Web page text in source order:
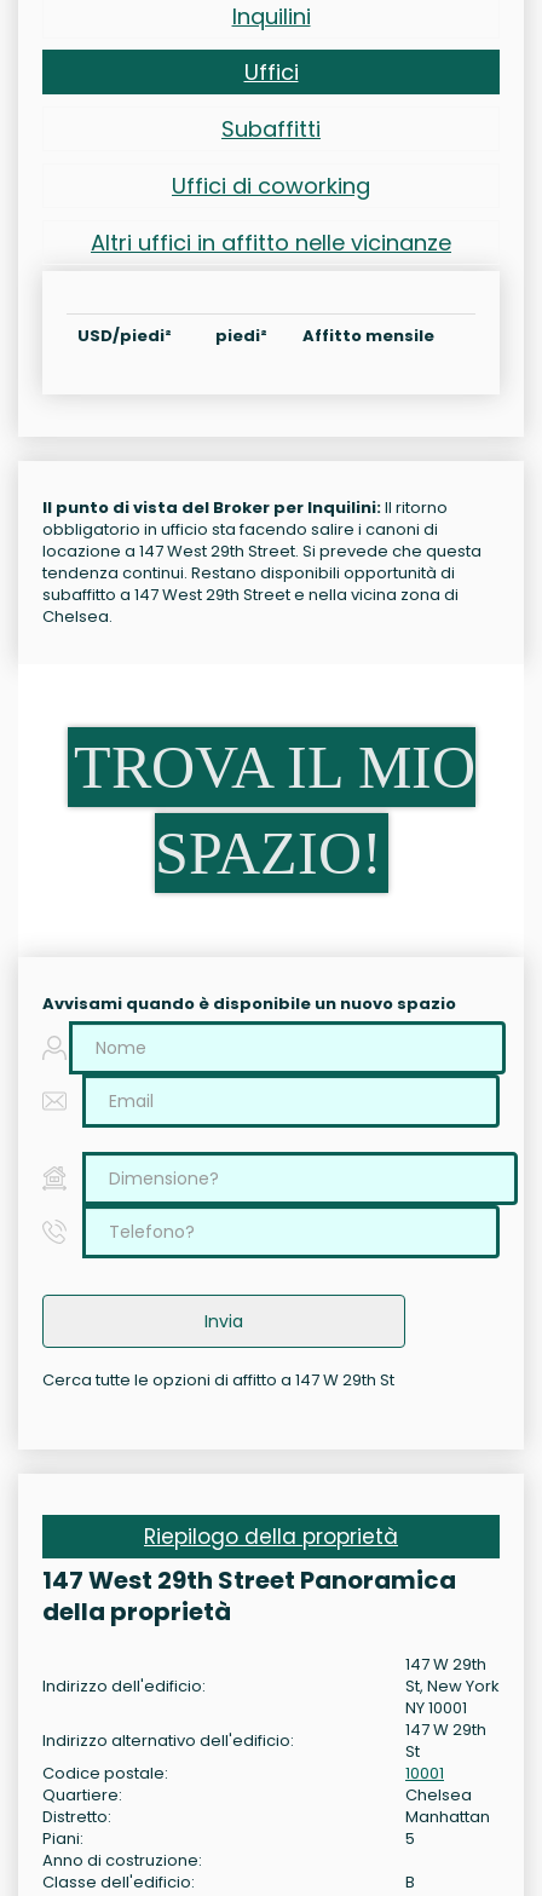
Inquilini
Uffici
Subaffitti
Uffici di coworking
Altri uffici in affitto nelle vicinanze
USD/piedi² piedi² Affitto mensile
Il punto di vista del Broker per Inquilini:Il ritorno
obbligatorio in ufficio sta facendo salire i canoni di
locazione a 147 West 29th Street. Si prevede che questa
tendenza continui. Restano disponibili opportunità di
subaffitto a 147 West 29th Street e nella vicina zona di
Chelsea.
TROVA IL MIO
SPAZIO!
Avvisami quando è disponibile un nuovo spazio
Invia
Cerca tutte le opzioni di affitto a 147 W 29th St
Riepilogo della proprietà
147 West 29th Street Panoramica
della proprietà
Indirizzo dell'edificio:
147 W 29th
St, New York
NY 10001
Indirizzo alternativo dell'edificio:
147 W 29th
St
Codice postale:
10001
Quartiere:
Chelsea
Distretto:
Manhattan
Piani:
5
Anno di costruzione:
Classe dell'edificio:
B